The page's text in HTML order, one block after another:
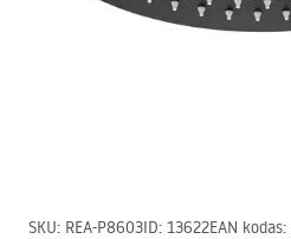
SKU: REA-P8603ID: 13622EAN kodas: